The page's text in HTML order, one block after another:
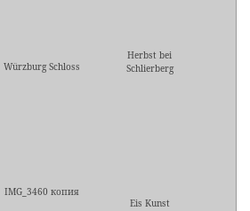
Würzburg Schloss
Herbst bei
Schlierberg
IMG_3460 копия
Eis Kunst